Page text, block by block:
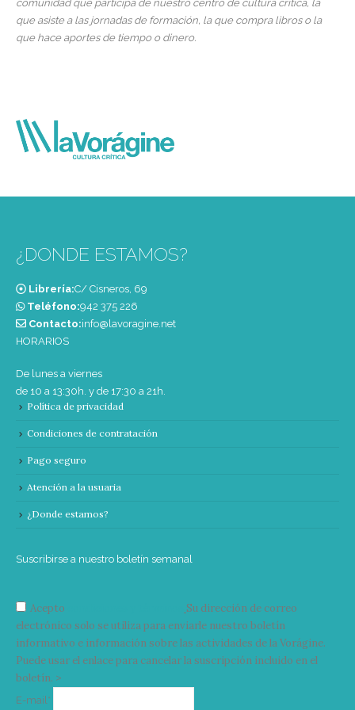
comunidad que participa de nuestro centro de cultura crítica, la
que asiste a las jornadas de formación, la que compra libros o la
que hace aportes de tiempo o dinero.
¿DONDE ESTAMOS?
Librería:C/ Cisneros, 69
Teléfono:‭942 375 226‬
Contacto:info@lavoragine.net
HORARIOS
De lunes a viernes
de 10 a 13:30h. y de 17:30 a 21h.
Política de privacidad
Condiciones de contratación
Pago seguro
Atención a la usuaria
¿Donde estamos?
Suscribirse a nuestro boletín semanal
Acepto
Su dirección de correo
electrónico solo se utiliza para enviarle nuestro boletín
informativo e información sobre las actividades de la Vorágine.
Puede usar el enlace para cancelar la suscripción incluido en el
boletín. >
E-mail*